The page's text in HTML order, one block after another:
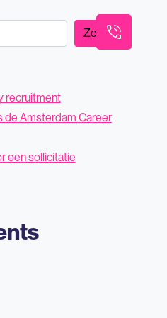
Zoeken
recruitment
de Amsterdam Career
een sollicitatie